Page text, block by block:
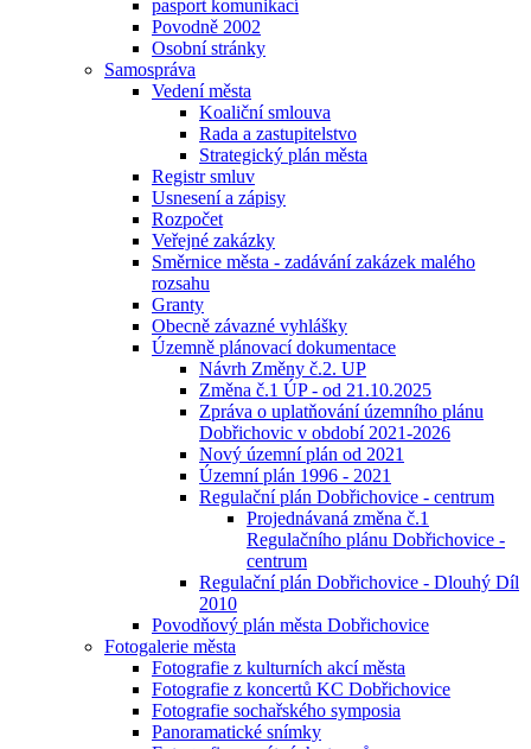
pasport komunikací
Povodně 2002
Osobní stránky
Samospráva
Vedení města
Koaliční smlouva
Rada a zastupitelstvo
Strategický plán města
Registr smluv
Usnesení a zápisy
Rozpočet
Veřejné zakázky
Směrnice města - zadávání zakázek malého
rozsahu
Granty
Obecně závazné vyhlášky
Územně plánovací dokumentace
Návrh Změny č.2. UP
Změna č.1 ÚP - od 21.10.2025
Zpráva o uplatňování územního plánu
Dobřichovic v období 2021-2026
Nový územní plán od 2021
Územní plán 1996 - 2021
Regulační plán Dobřichovice - centrum
Projednávaná změna č.1
Regulačního plánu Dobřichovice -
centrum
Regulační plán Dobřichovice - Dlouhý Díl
2010
Povodňový plán města Dobřichovice
Fotogalerie města
Fotografie z kulturních akcí města
Fotografie z koncertů KC Dobřichovice
Fotografie sochařského symposia
Panoramatické snímky